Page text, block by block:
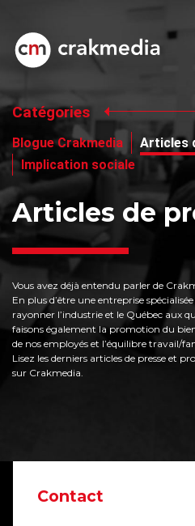
Catégories
Blogue Crakmedia
Articles
Implication sociale
Articles de
Vous avez déjà entendu parler de
En plus d’être une entreprise
rayonner l’industrie et le Québec aux
faisons également la promotion du
de nos employés et l’équilibre travail/
Lisez les derniers articles de presse et
sur Crakmedia.
Contact